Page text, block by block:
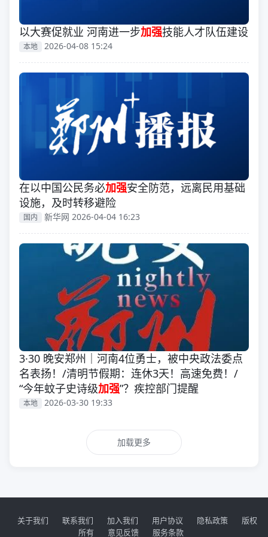
以大赛促就业 河南进一步加强技能人才队伍建设
本地 2026-04-08 15:24
在以中国公民务必加强安全防范，远离民用基础
设施，及时转移避险
国内 新华网 2026-04-04 16:23
3·30 晚安郑州｜河南4位勇士，被中央政法委点
名表扬！/清明节假期：连休3天！高速免费！/
“今年蚊子史诗级加强”？疾控部门提醒
本地 2026-03-30 19:33
加载更多
关于我们 联系我们 加入我们 用户协议 隐私政策
版权
所有
意见反馈 服务条款